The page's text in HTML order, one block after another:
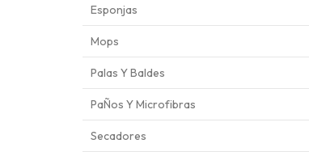
Esponjas
Mops
Palas Y Baldes
PaÑos Y Microfibras
Secadores